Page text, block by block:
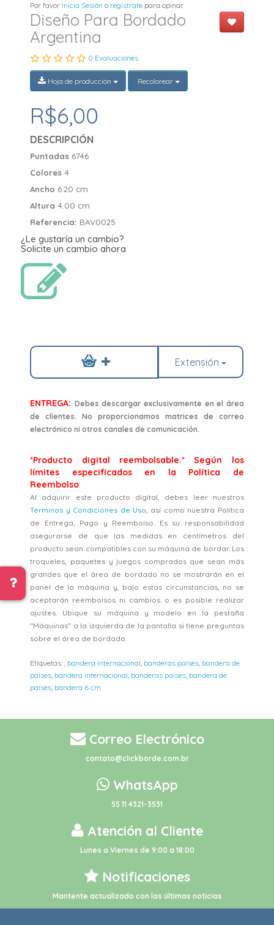
Por favor Inicia Sesión o registrate para opinar
Diseño Para Bordado
Argentina
0 Evaluaciones
Hoja de producción Recolorear
R$6,00
DESCRIPCIÓN
Puntadas 6746
Colores4
Ancho 6.20 cm
Altura4.00 cm
Referencia: BAV0025
¿Le gustaría un cambio?
Solicite un cambio ahora
Extensión
ENTREGA: Debes descargar exclusivamente en el área
de clientes. No proporcionamos matrices de correo
electrónico ni otros canales de comunicación.
*Producto digital reembolsable.* Según los
límites especificados en la Política de
Reembolso
Al adquirir este producto digital, debes leer nuestros
Términos y Condiciones de Uso, así como nuestra Política
de Entrega, Pago y Reembolso. Es su responsabilidad
asegurarse de que las medidas en centímetros del
producto sean compatibles con su máquina de bordar. Los
troqueles, paquetes y juegos comprados que sean más
grandes que el área de bordado no se mostrarán en el
panel de la máquina y, bajo estas circunstancias, no se
aceptarán reembolsos ni cambios. o es posible realizar
ajustes. Ubique su máquina y modelo en la pestaña
"Máquinas" a la izquierda de la pantalla si tiene preguntas
sobre el área de bordado.
Etiquetas:, bandera internacional, banderas países, bandera de
países, bandera internacional, banderas países, bandera de
países, bandera 6 cm
Correo Electrónico
contato@clickborde.com.br
WhatsApp
55 11 4321-3531
Atención al Cliente
Lunes a Viernes de 9:00 a 18:00
Notificaciones
Mantente actualizado con las últimas noticias